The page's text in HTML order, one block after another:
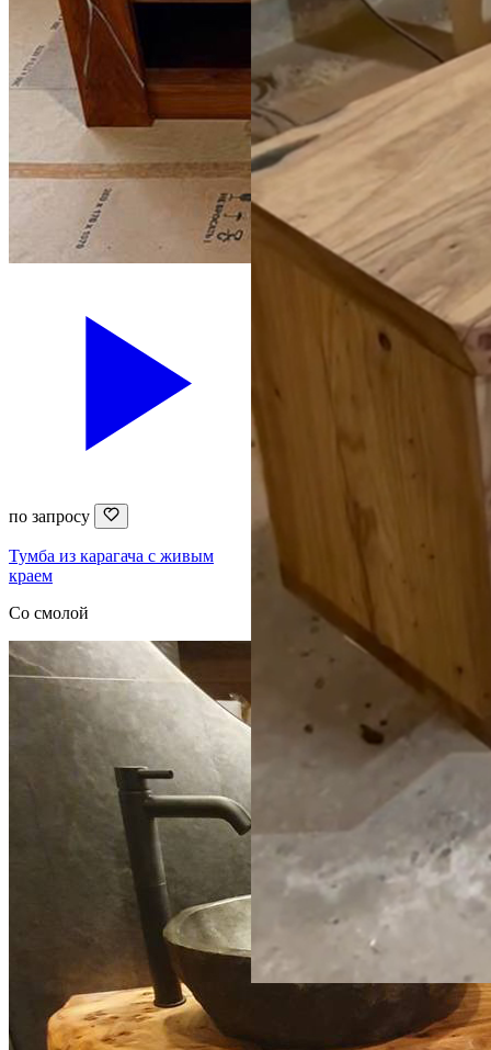
по запросу
Тумба из карагача с живым
краем
Со смолой